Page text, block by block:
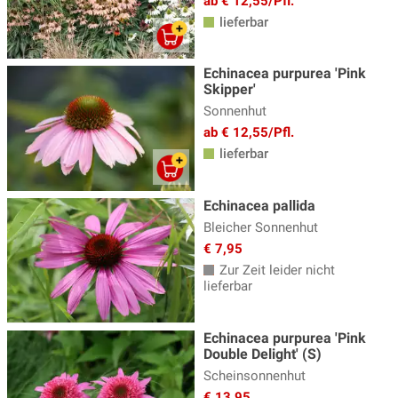
Prachtkerze - Gaura(5)
Prachtscharte - Liatris
Prachtspiere(17)
Primeln - Primula(15)
Ranunculus - Hahnenfuss
Reiherschnabel - Erodium
Rittersporn - Delphinium(19)
Salomonssiegel
Saxifraga - Steinbrech(6)
Schafgarbe
Schleierkraut(9)
Schleifenblume(3)
Silberkerzen(7)
lieferbar
Echinacea purpurea 'Pink
Skipper'
Sonnenhut
ab € 12,55/Pfl.
lieferbar
Echinacea pallida
Bleicher Sonnenhut
€ 7,95
Zur Zeit leider nicht
lieferbar
Echinacea purpurea 'Pink
Double Delight' (S)
Scheinsonnenhut